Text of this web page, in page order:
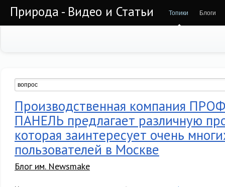
Природа - Видео и Статьи Топики Блоги
Производственная компания
ПАНЕЛЬ предлагает различную
которая заинтересует очень
пользователей в Москве
Блог им. Newsmake